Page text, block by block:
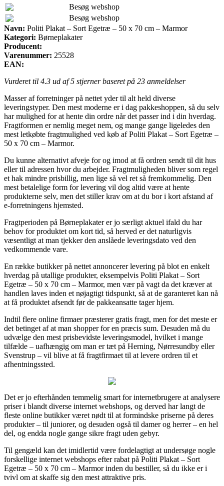
Besøg webshop
Besøg webshop
Navn: Politi Plakat – Sort Egetræ – 50 x 70 cm – Marmor
Kategori: Børneplakater
Producent:
Varenummer: 25528
EAN:
Vurderet til 4.3 ud af 5 stjerner baseret på 23 anmeldelser
Masser af forretninger på nettet yder til alt held diverse
leveringstyper. Den mest moderne er i dag pakkeshoppen, så du selv
har mulighed for at hente din ordre når det passer ind i din hverdag.
Fragtformen er nemlig meget nem, og mange gange ligeledes den
mest letkøbte fragtmulighed ved køb af Politi Plakat – Sort Egetræ –
50 x 70 cm – Marmor.
Du kunne alternativt afveje for og imod at få ordren sendt til dit hus
eller til adressen hvor du arbejder. Fragtmuligheden bliver som regel
et hak mindre prisbillig, men lige så vel ret så fremkommelig. Den
mest betalelige form for levering vil dog altid være at hente
produkterne selv, men det stiller krav om at du bor i kort afstand af
e-forretningens hjemsted.
Fragtperioden på Børneplakater er jo særligt aktuel ifald du har
behov for produktet om kort tid, så herved er det naturligvis
væsentligt at man tjekker den anslåede leveringsdato ved den
vedkommende vare.
En række butikker på nettet annoncerer levering på blot en enkelt
hverdag på utallige produkter, eksempelvis Politi Plakat – Sort
Egetræ – 50 x 70 cm – Marmor, men vær på vagt da det kræver at
handlen laves inden et nøjagtigt tidspunkt, så at de garanteret kan nå
at få produktet afsendt før de pakkeansatte tager hjem.
Indtil flere online firmaer præsterer gratis fragt, men for det meste er
det betinget af at man shopper for en præcis sum. Desuden må du
udvælge den mest prisbevidste leveringsmodel, hvilket i mange
tilfælde – uafhængig om man er tæt på Herning, Nørresundby eller
Svenstrup – vil blive at få fragtfirmaet til at levere ordren til et
afhentningssted.
Det er jo efterhånden temmelig smart for internetbrugere at analysere
priser i blandt diverse internet webshops, og derved har langt de
fleste online butikker været nødt til at formindske priserne på deres
produkter – til juniorer, og desuden også til damer og herrer – en hel
del, og endda nogle gange sikre fragt uden gebyr.
Til gengæld kan det imidlertid være fordelagtigt at undersøge nogle
forskellige internet webshops efter rabat på Politi Plakat – Sort
Egetræ – 50 x 70 cm – Marmor inden du bestiller, så du ikke er i
tvivl om at skaffe sig den mest attraktive pris.